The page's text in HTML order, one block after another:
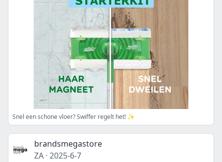
Snel een schone vloer? Swiffer regelt het! ✨
brandsmegastore
ZA · 2025-6-7